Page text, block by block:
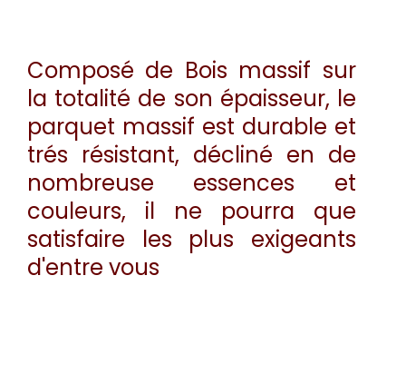
Composé de Bois massif sur
la totalité de son épaisseur, le
parquet massif est durable et
trés résistant, décliné en de
nombreuse essences et
couleurs, il ne pourra que
satisfaire les plus exigeants
d'entre vous